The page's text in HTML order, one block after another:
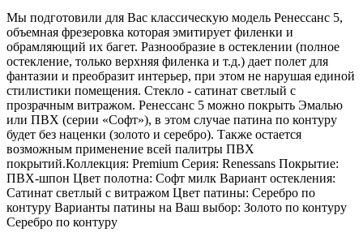
Мы подготовили для Вас классическую модель Ренессанс 5,
объемная фрезеровка которая эмитирует филенки и
обрамляющий их багет. Разнообразие в остеклении (полное
остекление, только верхняя филенка и т.д.) дает полет для
фантазии и преобразит интерьер, при этом не нарушая единой
стилистики помещения. Стекло - сатинат светлый с
прозрачным витражом. Ренессанс 5 можно покрыть Эмалью
или ПВХ (серии «Софт»), в этом случае патина по контуру
будет без наценки (золото и серебро). Также остается
возможным применение всей палитры ПВХ
покрытий.Коллекция: Premium Серия: Renessans Покрытие:
ПВХ-шпон Цвет полотна: Софт милк Вариант остекления:
Сатинат светлый с витражом Цвет патины: Серебро по
контуру Варианты патины на Ваш выбор: Золото по контуру
Серебро по контуру